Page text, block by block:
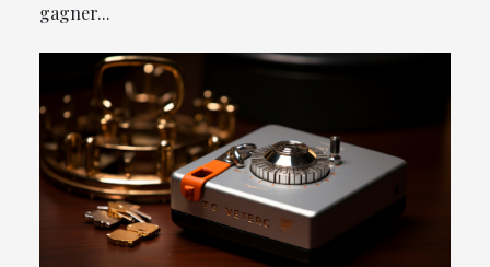
gagner...